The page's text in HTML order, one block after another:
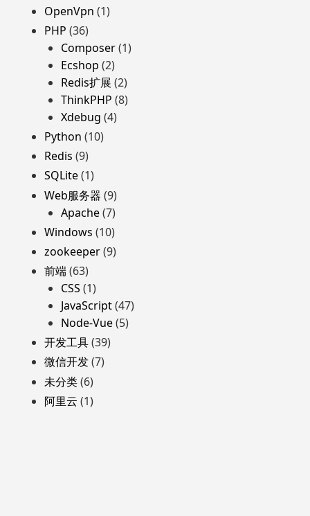
OpenVpn (1)
PHP (36)
Composer(1)
Ecshop (2)
Redis扩展 (2)
ThinkPHP (8)
Xdebug (4)
Python (10)
Redis (9)
SQLite(1)
Web服务器 (9)
Apache(7)
Windows (10)
zookeeper(9)
前端(63)
CSS (1)
JavaScript(47)
Node-Vue(5)
开发工具(39)
微信开发(7)
未分类(6)
阿里云 (1)